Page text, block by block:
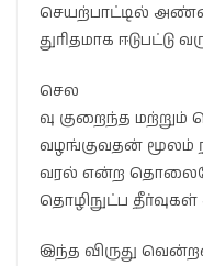
செயற்பாட்டில்
துரிதமாக ஈடுபட்டு
செல
வு குறைந்த
வழங்குவதன் மூலம்
வரல் என்ற
தொழிநுட்ப
இந்த விருது